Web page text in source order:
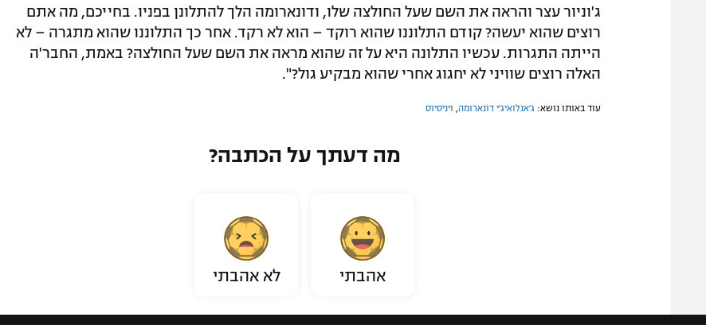
ג'וניור עצר והראה את השם שעל החולצה שלו, ודונארומה הלך להתלונן בפניו. בחייכם, מה אתם
רוצים שהוא יעשה? קודם התלוננו שהוא רוקד – הוא לא רקד. אחר כך התלוננו שהוא מתגרה – לא
הייתה התגרות. עכשיו התלונה היא על זה שהוא מראה את השם שעל החולצה? באמת, החבר'ה
האלה רוצים שוויני לא יחגוג אחרי שהוא מבקיע גול?".
עוד באותו נושא: ג'אנלואיג'י דונארומה ויניסיוס
מה דעתך על הכתבה?
אהבתי לא אהבתי